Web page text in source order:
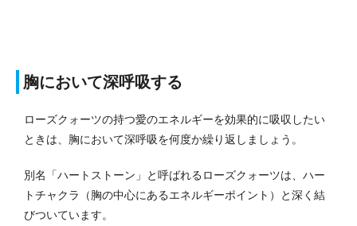
胸において深呼吸する
ローズクォーツの持つ愛のエネルギーを効果的に吸収したい
ときは、胸において深呼吸を何度か繰り返しましょう。
別名「ハートストーン」と呼ばれるローズクォーツは、ハー
トチャクラ（胸の中心にあるエネルギーポイント）と深く結
びついています。